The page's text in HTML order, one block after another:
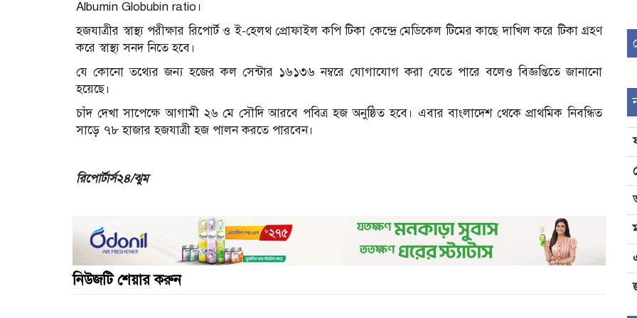
Albumin Globubin ratio।
হজযাত্রীর স্বাস্থ্য পরীক্ষার রিপোর্ট ও ই-হেলথ প্রোফাইল কপি টিকা কেন্দ্রে মেডিকেল টিমের কাছে দাখিল করে টিকা গ্রহণ
করে স্বাস্থ্য সনদ নিতে হবে।
যে কোনো তথ্যের জন্য হজের কল সেন্টার ১৬১৩৬ নম্বরে যোগাযোগ করা যেতে পারে বলেও বিজ্ঞপ্তিতে জানানো
হয়েছে।
চাঁদ দেখা সাপেক্ষে আগামী ২৬ মে সৌদি আরবে পবিত্র হজ অনুষ্ঠিত হবে। এবার বাংলাদেশ থেকে প্রাথমিক নিবন্ধিত
সাড়ে ৭৮ হাজার হজযাত্রী হজ পালন করতে পারবেন।
রিপোর্টার্স২৪/ঝুম
নিউজটি শেয়ার করুন